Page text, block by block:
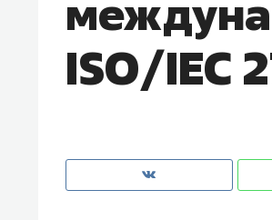
ISO/IEC
Оставить шум за
строят тишину в